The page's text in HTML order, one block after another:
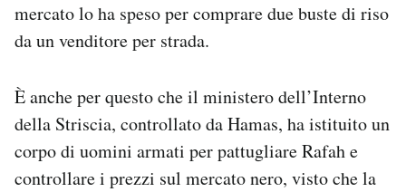
mercato lo ha speso per comprare due buste di riso
da un venditore per strada.
È anche per questo che il ministero dell’Interno
della Striscia, controllato da Hamas, ha istituito un
corpo di uomini armati per pattugliare Rafah e
controllare i prezzi sul mercato nero, visto che la